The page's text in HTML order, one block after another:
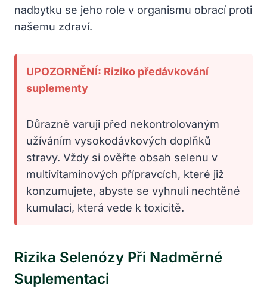
nadbytku se jeho role v organismu obrací proti
našemu zdraví.
UPOZORNĚNÍ: Riziko předávkování
suplementy
Důrazně varuji před nekontrolovaným
užíváním vysokodávkových doplňků
stravy. Vždy si ověřte obsah selenu v
multivitaminových přípravcích, které již
konzumujete, abyste se vyhnuli nechtěné
kumulaci, která vede k toxicitě.
Rizika Selenózy Při Nadměrné
Suplementaci